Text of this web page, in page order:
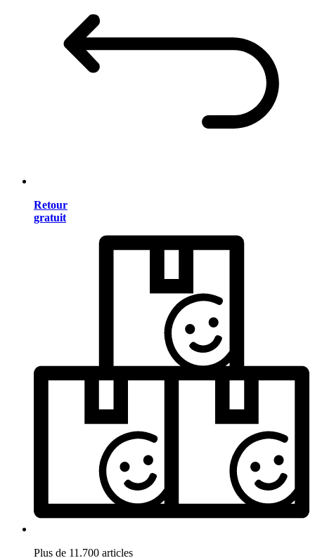
Retour
gratuit
Plus de 11.700 articles